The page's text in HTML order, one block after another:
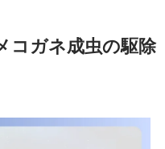
コガネ成虫の駆除